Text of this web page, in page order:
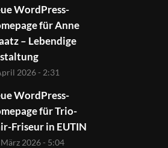
WordPress-
für Anne
– Lebendige
2026 - 2:31
WordPress-
für Trio-
Friseur in EUTIN
2026 - 5:04